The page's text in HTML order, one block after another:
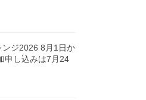
ンジ2026 8月1日か
申し込みは7月24